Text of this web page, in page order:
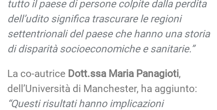
tutto il paese di persone colpite dalla perdita
dell’udito significa trascurare le regioni
settentrionali del paese che hanno una storia
di disparità socioeconomiche e sanitarie.”
La co-autrice Dott.ssa Maria Panagioti,
dell’Università di Manchester, ha aggiunto:
“Questi risultati hanno implicazioni